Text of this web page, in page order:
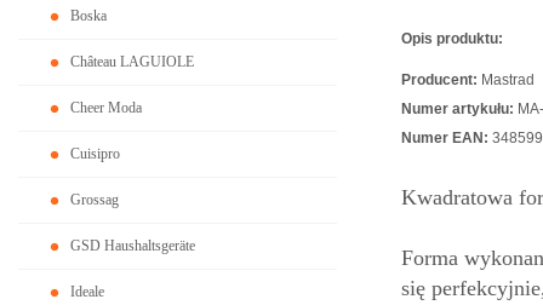
Boska
Château LAGUIOLE
Cheer Moda
Cuisipro
Grossag
GSD Haushaltsgeräte
Ideale
Opis produktu:
Producent: Mastrad
Numer artykułu:
Numer EAN:
Kwadratowa
Forma
się